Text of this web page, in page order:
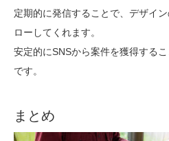
定期的に発信することで、デザイ
ローしてくれます。
安定的にSNSから案件を獲得する
です。
まとめ